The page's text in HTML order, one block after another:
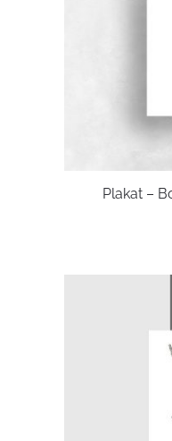
Plakat –